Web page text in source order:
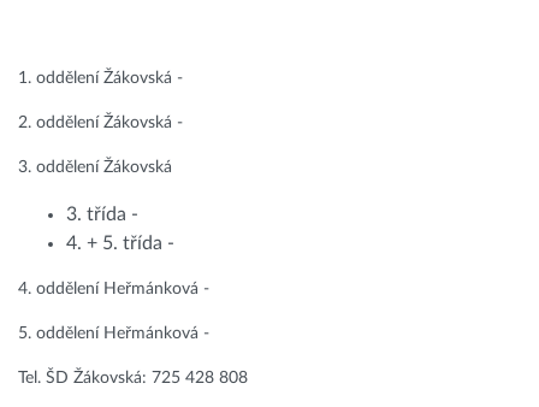
1. oddělení Žákovská -
2. oddělení Žákovská -
3. oddělení Žákovská
3. třída -
4. + 5. třída -
4. oddělení Heřmánková -
5. oddělení Heřmánková -
Tel. ŠD Žákovská: 725 428 808